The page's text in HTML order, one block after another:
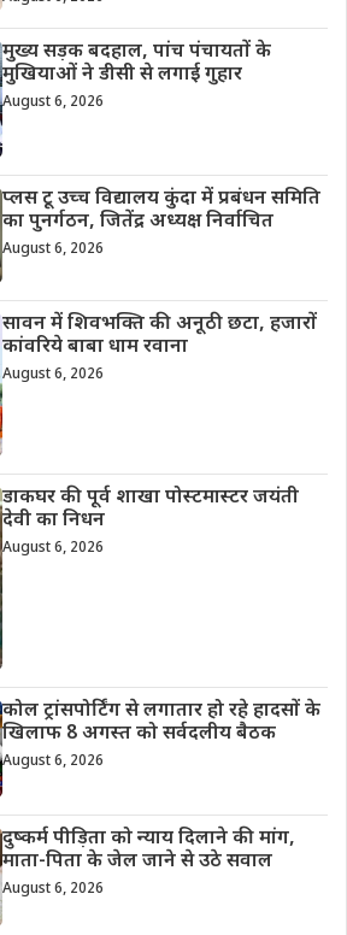
मुख्य सड़क बदहाल, पांच पंचायतों के
मुखियाओं ने डीसी से लगाई गुहार
August 6, 2026
प्लस टू उच्च विद्यालय कुंदा में प्रबंधन समिति
का पुनर्गठन, जितेंद्र अध्यक्ष निर्वाचित
August 6, 2026
सावन में शिवभक्ति की अनूठी छटा, हजारों
कांवरिये बाबा धाम रवाना
August 6, 2026
डाकघर की पूर्व शाखा पोस्टमास्टर जयंती
देवी का निधन
August 6, 2026
कोल ट्रांसपोर्टिंग से लगातार हो रहे हादसों के
खिलाफ 8 अगस्त को सर्वदलीय बैठक
August 6, 2026
दुष्कर्म पीड़िता को न्याय दिलाने की मांग,
माता-पिता के जेल जाने से उठे सवाल
August 6, 2026